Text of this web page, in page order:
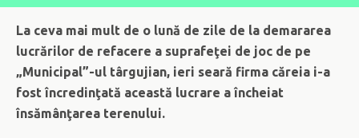
La ceva mai mult de o lună de zile de la demararea
lucrărilor de refacere a suprafeţei de joc de pe
„Municipal”-ul târgujian, ieri seară firma căreia i-a
fost încredinţată această lucrare a încheiat
însămânţarea terenului.